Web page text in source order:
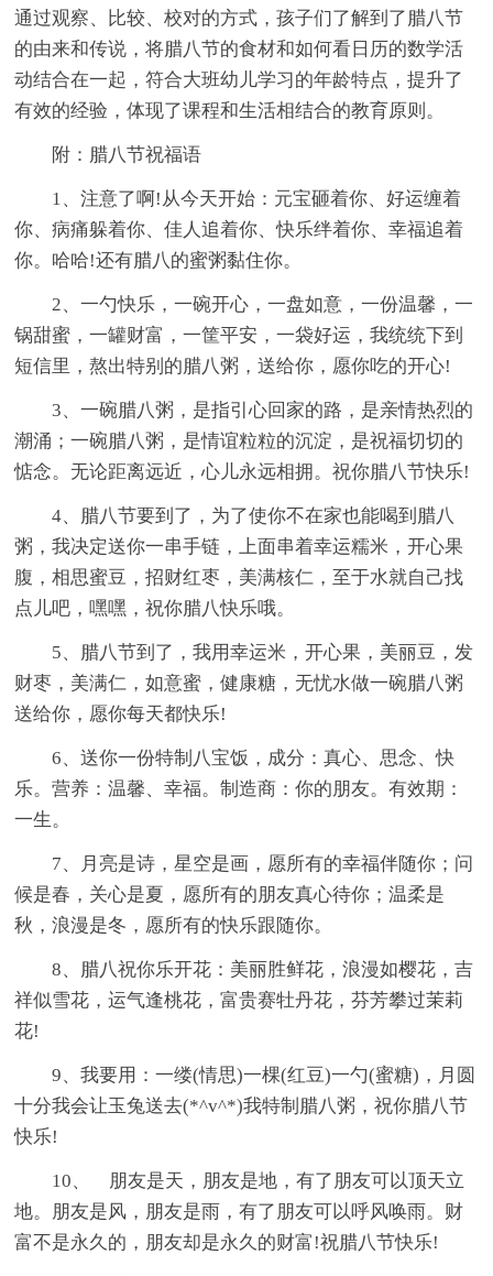
通过观察、比较、校对的方式，孩子们了解到了腊八节
的由来和传说，将腊八节的食材和如何看日历的数学活
动结合在一起，符合大班幼儿学习的年龄特点，提升了
有效的经验，体现了课程和生活相结合的教育原则。
附：腊八节祝福语
1、注意了啊!从今天开始：元宝砸着你、好运缠着
你、病痛躲着你、佳人追着你、快乐绊着你、幸福追着
你。哈哈!还有腊八的蜜粥黏住你。
2、一勺快乐，一碗开心，一盘如意，一份温馨，一
锅甜蜜，一罐财富，一筐平安，一袋好运，我统统下到
短信里，熬出特别的腊八粥，送给你，愿你吃的开心!
3、一碗腊八粥，是指引心回家的路，是亲情热烈的
潮涌；一碗腊八粥，是情谊粒粒的沉淀，是祝福切切的
惦念。无论距离远近，心儿永远相拥。祝你腊八节快乐!
4、腊八节要到了，为了使你不在家也能喝到腊八
粥，我决定送你一串手链，上面串着幸运糯米，开心果
腹，相思蜜豆，招财红枣，美满核仁，至于水就自己找
点儿吧，嘿嘿，祝你腊八快乐哦。
5、腊八节到了，我用幸运米，开心果，美丽豆，发
财枣，美满仁，如意蜜，健康糖，无忧水做一碗腊八粥
送给你，愿你每天都快乐!
6、送你一份特制八宝饭，成分：真心、思念、快
乐。营养：温馨、幸福。制造商：你的朋友。有效期：
一生。
7、月亮是诗，星空是画，愿所有的幸福伴随你；问
候是春，关心是夏，愿所有的朋友真心待你；温柔是
秋，浪漫是冬，愿所有的快乐跟随你。
8、腊八祝你乐开花：美丽胜鲜花，浪漫如樱花，吉
祥似雪花，运气逢桃花，富贵赛牡丹花，芬芳攀过茉莉
花!
9、我要用：一缕(情思)一棵(红豆)一勺(蜜糖)，月圆
十分我会让玉兔送去(*^v^*)我特制腊八粥，祝你腊八节
快乐!
10、 朋友是天，朋友是地，有了朋友可以顶天立
地。朋友是风，朋友是雨，有了朋友可以呼风唤雨。财
富不是永久的，朋友却是永久的财富!祝腊八节快乐!